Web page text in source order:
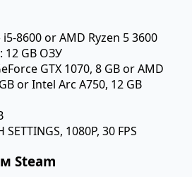
8600 or AMD Ryzen 5 3600
12 GB ОЗУ
GTX 1070, 8 GB or AMD
or Intel Arc A750, 12 GB
SETTINGS, 1080P, 30 FPS
Steam